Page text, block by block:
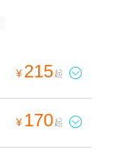
¥ 215起 
¥ 170起 